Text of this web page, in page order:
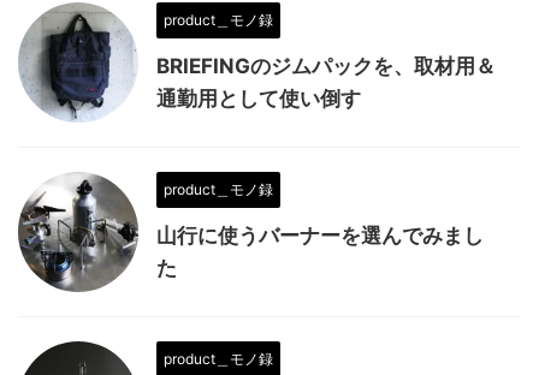
product＿モノ録
BRIEFINGのジムパックを、取材用＆
通勤用として使い倒す
product＿モノ録
山行に使うバーナーを選んでみまし
た
product＿モノ録